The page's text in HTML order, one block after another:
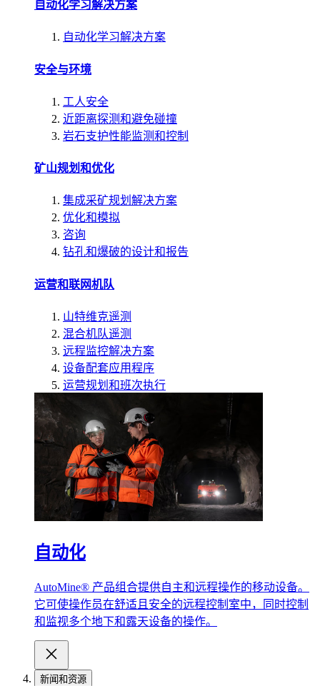
自动化学习解决方案
自动化学习解决方案
安全与环境
工人安全
近距离探测和避免碰撞
岩石支护性能监测和控制
矿山规划和优化
集成采矿规划解决方案
优化和模拟
咨询
钻孔和爆破的设计和报告
运营和联网机队
山特维克遥测
混合机队遥测
远程监控解决方案
设备配套应用程序
运营规划和班次执行
自动化
AutoMine® 产品组合提供自主和远程操作的移动设备。
它可使操作员在舒适且安全的远程控制室中，同时控制
和监视多个地下和露天设备的操作。
新闻和资源